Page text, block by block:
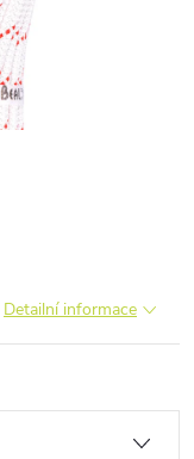
Detailní informace